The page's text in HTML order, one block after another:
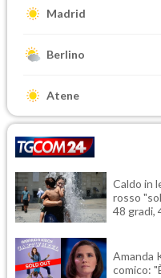
Madrid
Berlino
Atene
Caldo in
rosso
48 gradi,
Amanda
comico: